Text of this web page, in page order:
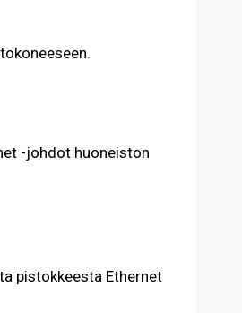
-johdot huoneiston
pistokkeesta Ethernet